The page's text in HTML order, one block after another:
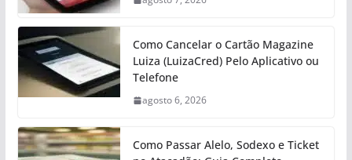
Como Cancelar o Cartão Magazine
Luiza (LuizaCred) Pelo Aplicativo ou
Telefone
agosto 6, 2026
Como Passar Alelo, Sodexo e Ticket